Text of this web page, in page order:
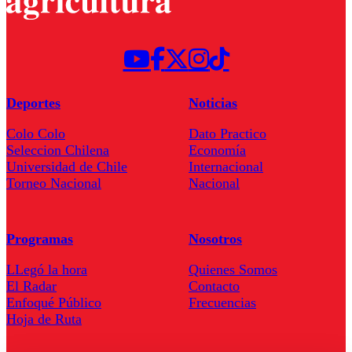
Deportes
Colo Colo
Seleccion Chilena
Universidad de Chile
Torneo Nacional
Noticias
Dato Practico
Economía
Internacional
Nacional
Programas
LLegó la hora
El Radar
Enfoqué Público
Hoja de Ruta
Nosotros
Quienes Somos
Contacto
Frecuencias